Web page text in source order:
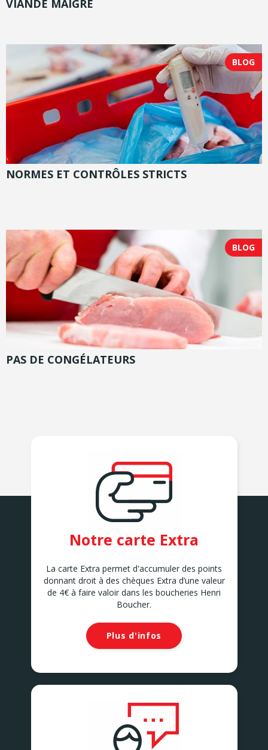
VIANDE MAIGRE
BLOG
NORMES ET CONTRÔLES STRICTS
BLOG
PAS DE CONGÉLATEURS
Notre carte Extra
La carte Extra permet d'accumuler des points
donnant droit à des chèques Extra d’une valeur
de 4€ à faire valoir dans les boucheries Henri
Boucher.
Plus d'infos